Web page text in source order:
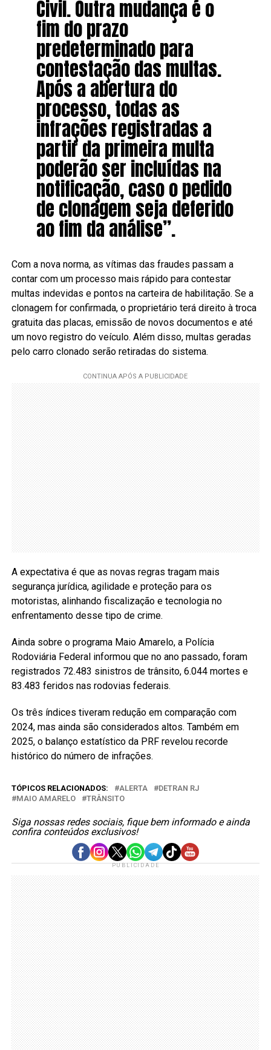
Civil. Outra mudança é o
fim do prazo
predeterminado para
contestação das multas.
Após a abertura do
processo, todas as
infrações registradas a
partir da primeira multa
poderão ser incluídas na
notificação, caso o pedido
de clonagem seja deferido
ao fim da análise”.
Com a nova norma, as vítimas das fraudes passam a
contar com um processo mais rápido para contestar
multas indevidas e pontos na carteira de habilitação. Se a
clonagem for confirmada, o proprietário terá direito à troca
gratuita das placas, emissão de novos documentos e até
um novo registro do veículo. Além disso, multas geradas
pelo carro clonado serão retiradas do sistema.
A expectativa é que as novas regras tragam mais
segurança jurídica, agilidade e proteção para os
motoristas, alinhando fiscalização e tecnologia no
enfrentamento desse tipo de crime.
Ainda sobre o programa Maio Amarelo, a Polícia
Rodoviária Federal informou que no ano passado, foram
registrados 72.483 sinistros de trânsito, 6.044 mortes e
83.483 feridos nas rodovias federais.
Os três índices tiveram redução em comparação com
2024, mas ainda são considerados altos. Também em
2025, o balanço estatístico da PRF revelou recorde
histórico do número de infrações.
TÓPICOS RELACIONADOS: ALERTA
DETRAN RJ
MAIO AMARELO
TRÂNSITO
Siga nossas redes sociais, fique bem informado e ainda
confira conteúdos exclusivos!
PUBLICIDADE